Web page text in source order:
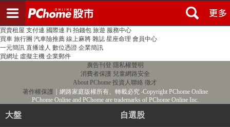
PChome首頁 線上購物 24h購物 書店
買賣租屋 支付連 國際連 Pi 拍錢包 旅遊 服務中心
買車 旅行團 汽車險推薦 線上麻將 雜誌 星座命理 會員中心
一元簡訊 直播達人 數位憑證 企業簡訊
買網址 虛擬主機 企業郵件
廣告刊登 隱私權聲明
消費者保護 兒童網路安全
About PChome 投資人聯絡 徵才
著作權保護 ｜網路家庭版權所有、轉載必究‧Copyright PChome Online
PChome Online and PChome are trademarks of PChome Online Inc.
大盤 自選股